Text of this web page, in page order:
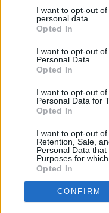
I want to opt-out
personal data.
Opted In
I want to opt-out
Personal Data.
Opted In
I want to opt-out
Personal Data for
Opted In
I want to opt-out of
Retention, Sale,
Personal Data
Purposes for
Opted In
CONFIRM
Con la llegada de Mauri
Vaiitiare Trujillo se
trabajando
para seguir
21/22 del Magec Tías
Violencia de Género”.
Escribir un comentario
(requerido)